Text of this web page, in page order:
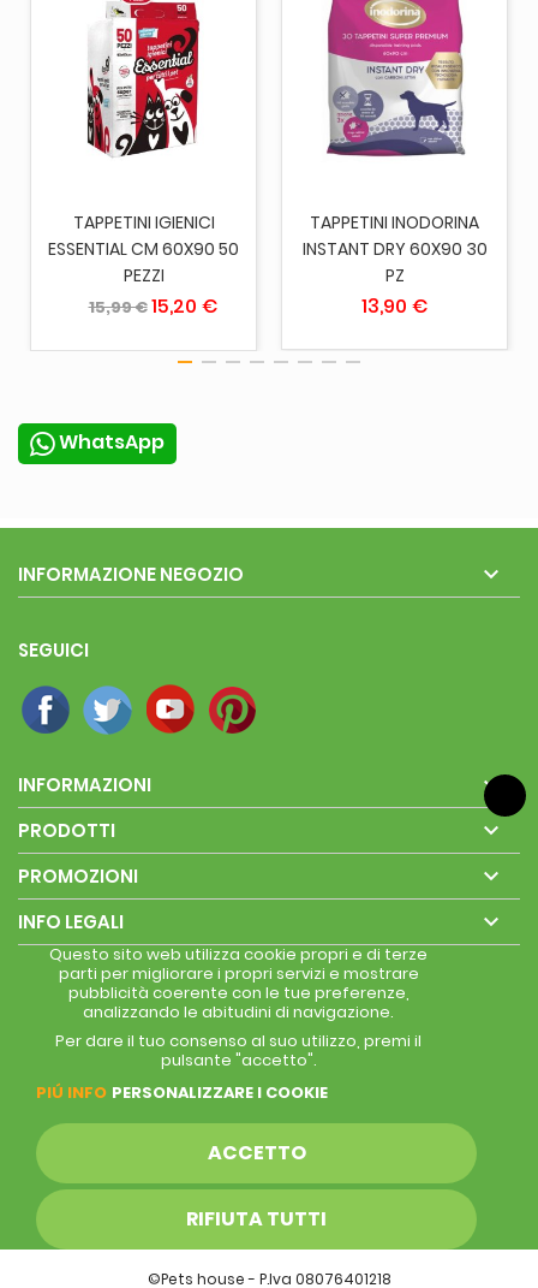
TAPPETINI IGIENICI
ESSENTIAL CM 60X90 50
PEZZI
15,99 €15,20 €
TAPPETINI INODORINA
INSTANT DRY 60X90 30
PZ
13,90 €
WhatsApp
INFORMAZIONE NEGOZIO 
SEGUICI
INFORMAZIONI 
PRODOTTI 
PROMOZIONI 
INFO LEGALI 
Questo sito web utilizza cookie propri e di terze
parti per migliorare i propri servizi e mostrare
pubblicità coerente con le tue preferenze,
analizzando le abitudini di navigazione.
Per dare il tuo consenso al suo utilizzo, premi il
pulsante "accetto".
PIÚ INFO PERSONALIZZARE I COOKIE
RIFIUTA TUTTI
ACCETTO
©Pets house - P.Iva 08076401218